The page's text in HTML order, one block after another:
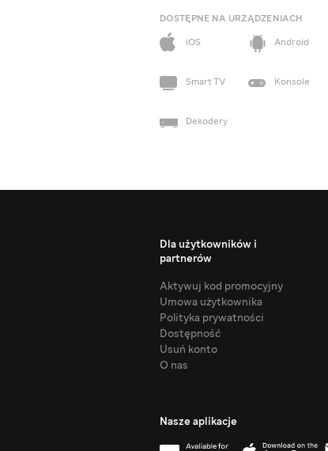
DOSTĘPNE NA URZĄDZENIACH
iOS
Android
Smart TV Konsole
Dekodery
Dla użytkowników i
partnerów
Aktywuj kod promocyjny
Umowa użytkownika
Polityka prywatności
Dostępność
Usuń konto
O nas
Nasze aplikacje